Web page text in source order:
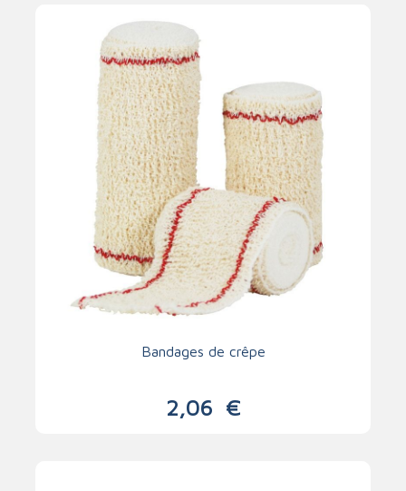
Bandages de crêpe
2,06 €